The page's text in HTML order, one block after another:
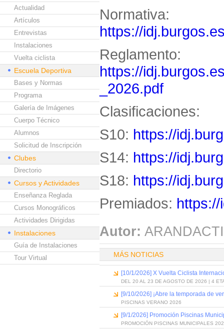
Actualidad
Artículos
Entrevistas
Instalaciones
Vuelta ciclista
Escuela Deportiva
Bases y Normas
Programa
Galería de Imágenes
Cuerpo Técnico
Alumnos
Solicitud de Inscripción
Clubes
Directorio
Cursos y Actividades
Enseñanza Reglada
Cursos Monográficos
Actividades Dirigidas
Instalaciones
Guía de Instalaciones
Tour Virtual
Normativa:
https://
Reglamento:
https://
_2026.pdf
Clasificaciones:
S10: https://
S14: https://
S18: https://
Premiados:
Autor:
MÁS NOTICIAS
[10/1/2026] X Vuelta Ciclista
DEL 20 AL 23 DE AGOSTO DE 2026 | 4
[9/10/2026] ¡Abre la temporada de
PISCINAS VERANO 2026
[9/1/2026] Promoción Piscinas
PROMOCIÓN PISCINAS MUNICIPALES